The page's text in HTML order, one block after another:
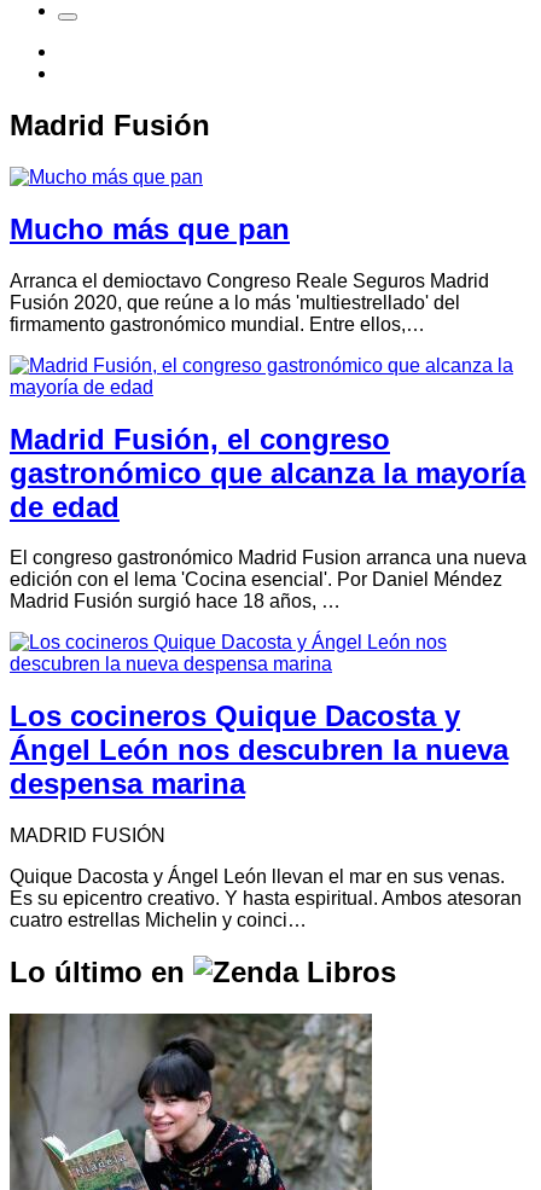
Madrid Fusión
Mucho más que pan
Arranca el demioctavo Congreso Reale Seguros Madrid
Fusión 2020, que reúne a lo más 'multiestrellado' del
firmamento gastronómico mundial. Entre ellos,…
Madrid Fusión, el congreso
gastronómico que alcanza la mayoría
de edad
El congreso gastronómico Madrid Fusion arranca una nueva
edición con el lema 'Cocina esencial'. Por Daniel Méndez
Madrid Fusión surgió hace 18 años, …
Los cocineros Quique Dacosta y
Ángel León nos descubren la nueva
despensa marina
MADRID FUSIÓN
Quique Dacosta y Ángel León llevan el mar en sus venas.
Es su epicentro creativo. Y hasta espiritual. Ambos atesoran
cuatro estrellas Michelin y coinci…
Lo último en